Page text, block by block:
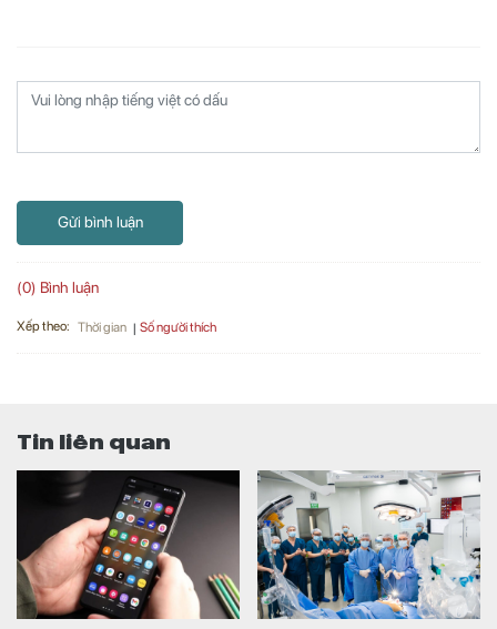
Gửi bình luận
(0) Bình luận
Xếp theo: Thời gian Số người thích
Tin liên quan